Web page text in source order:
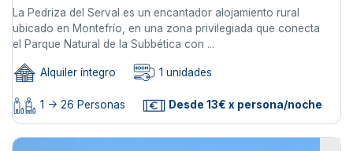
La Pedriza del Serval es un encantador alojamiento rural
ubicado en Montefrío, en una zona privilegiada que conecta
el Parque Natural de la Subbética con ...
Alquiler íntegro 1 unidades
1 -> 26 Personas Desde 13€ x persona/noche